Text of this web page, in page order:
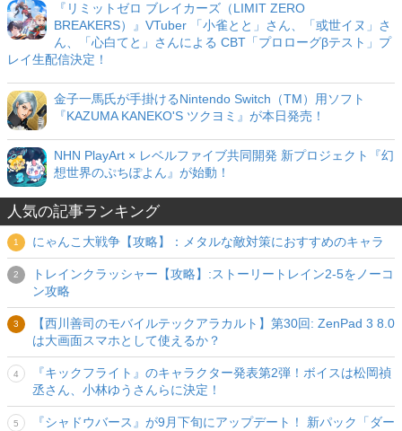
『リミットゼロ ブレイカーズ（LIMIT ZERO
BREAKERS）』VTuber 「小雀とと」さん、「或世イヌ」さ
ん、「心白てと」さんによる CBT「プロローグβテスト」プ
レイ生配信決定！
金子一馬氏が手掛けるNintendo Switch（TM）用ソフト
『KAZUMA KANEKO'S ツクヨミ』が本日発売！
NHN PlayArt × レベルファイブ共同開発 新プロジェクト『幻
想世界のぷちぽよん』が始動！
人気の記事ランキング
にゃんこ大戦争【攻略】：メタルな敵対策におすすめのキャラ
トレインクラッシャー【攻略】:ストーリートレイン2-5をノーコ
ン攻略
【西川善司のモバイルテックアラカルト】第30回: ZenPad 3 8.0
は大画面スマホとして使えるか？
『キックフライト』のキャラクター発表第2弾！ボイスは松岡禎
丞さん、小林ゆうさんらに決定！
『シャドウバース』が9月下旬にアップデート！ 新パック「ダー